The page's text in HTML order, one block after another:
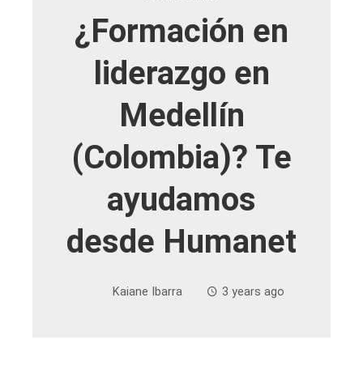
¿Formación en
liderazgo en
Medellín
(Colombia)? Te
ayudamos
desde Humanet
Kaiane Ibarra 3 years ago